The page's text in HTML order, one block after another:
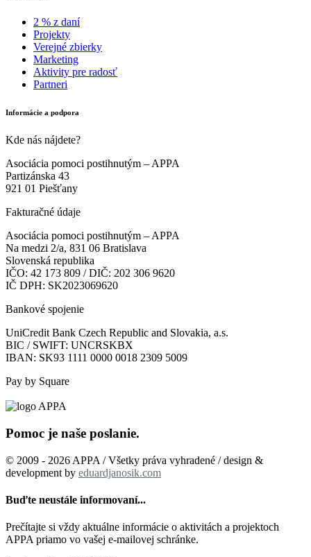
2 % z daní
Projekty
Verejné zbierky
Marketing
Aktivity pre radosť
Partneri
Informácie a podpora
Kde nás nájdete?
Asociácia pomoci postihnutým – APPA
Partizánska 43
921 01 Piešťany
Fakturačné údaje
Asociácia pomoci postihnutým – APPA
Na medzi 2/a, 831 06 Bratislava
Slovenská republika
IČO: 42 173 809 / DIČ: 202 306 9620
IČ DPH: SK2023069620
Bankové spojenie
UniCredit Bank Czech Republic and Slovakia, a.s.
BIC / SWIFT: UNCRSKBX
IBAN: SK93 1111 0000 0018 2309 5009
Pay by Square
Pomoc je naše poslanie.
© 2009 - 2026 APPA / Všetky práva vyhradené / design &
development by eduardjanosik.com
Buďte neustále informovaní...
Prečítajte si vždy aktuálne informácie o aktivitách a projektoch
APPA priamo vo vašej e-mailovej schránke.